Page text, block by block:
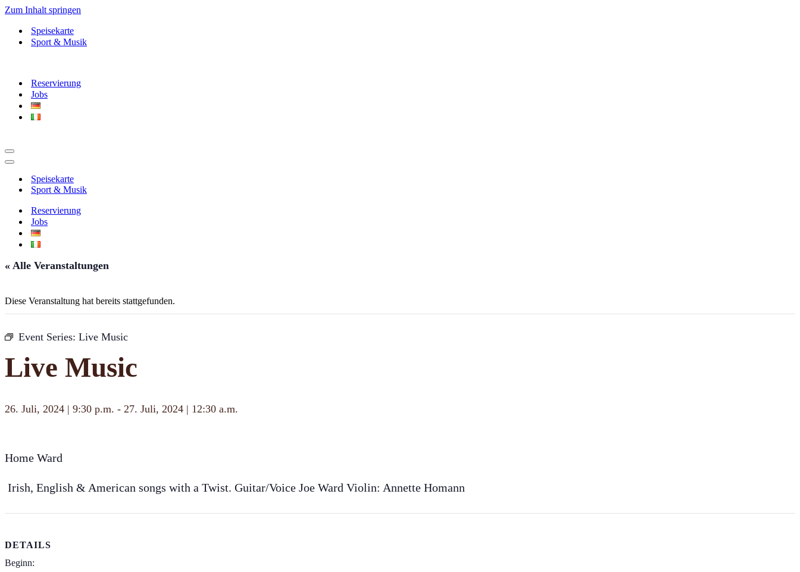
Zum Inhalt springen
Speisekarte
Sport & Musik
Reservierung
Jobs
Navigationsmenü
Navigationsmenü
Speisekarte
Sport & Musik
Reservierung
Jobs
« Alle Veranstaltungen
Diese Veranstaltung hat bereits stattgefunden.
Event Series: Live Music
Live Music
26. Juli, 2024 | 9:30 p.m. - 27. Juli, 2024 | 12:30 a.m.
Home Ward
Irish, English & American songs with a Twist. Guitar/Voice Joe Ward Violin: Annette Homann
DETAILS
Beginn: